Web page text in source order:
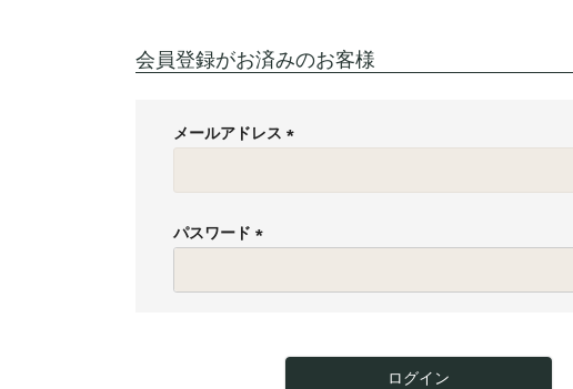
会員登録がお済みのお客様
メールアドレス
必
)
パスワード
必
ログイン